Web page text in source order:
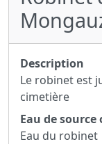
Description
Le robinet est
cimetière
Eau de
Eau du robinet